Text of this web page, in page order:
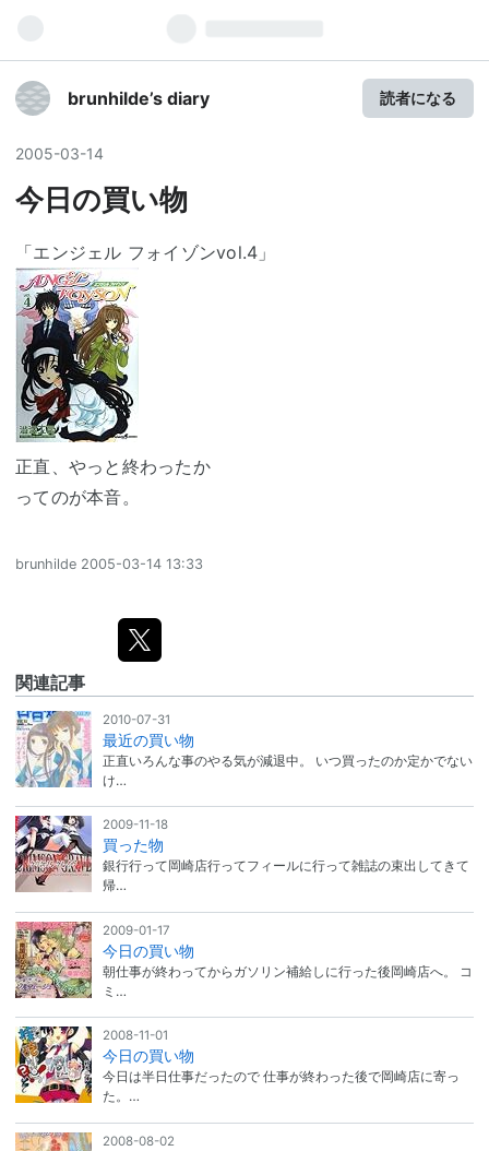
brunhilde’s diary 読者になる
2005-03-14
今日の買い物
「エンジェル フォイゾンvol.4」
正直、やっと終わったか
ってのが本音。
brunhilde 2005-03-14 13:33
関連記事
2010-07-31
最近の買い物
正直いろんな事のやる気が減退中。 いつ買ったのか定かでない
け…
2009-11-18
買った物
銀行行って岡崎店行ってフィールに行って雑誌の束出してきて
帰…
2009-01-17
今日の買い物
朝仕事が終わってからガソリン補給しに行った後岡崎店へ。 コ
ミ…
2008-11-01
今日の買い物
今日は半日仕事だったので 仕事が終わった後で岡崎店に寄っ
た。…
2008-08-02